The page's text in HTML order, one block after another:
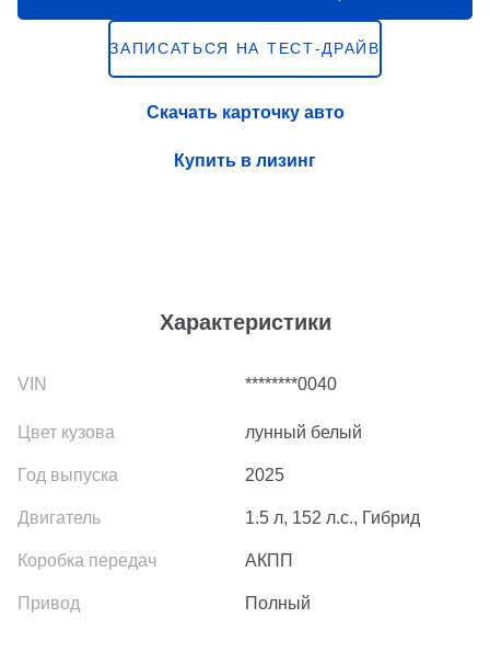
Характеристики
********0040
лунный белый
2025
1.5 л, 152 л.с., Гибрид
АКПП
Полный
ЗАПИСАТЬСЯ НА ТЕСТ-ДРАЙВ
Скачать карточку авто
Купить в лизинг